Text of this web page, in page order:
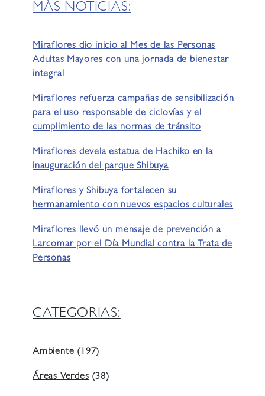
MÁS NOTICIAS:
Miraflores dio inicio al Mes de las Personas
Adultas Mayores con una jornada de bienestar
integral
Miraflores refuerza campañas de sensibilización
para el uso responsable de ciclovías y el
cumplimiento de las normas de tránsito
Miraflores devela estatua de Hachiko en la
inauguración del parque Shibuya
Miraflores y Shibuya fortalecen su
hermanamiento con nuevos espacios culturales
Miraflores llevó un mensaje de prevención a
Larcomar por el Día Mundial contra la Trata de
Personas
CATEGORIAS:
Ambiente (197)
Áreas Verdes (38)